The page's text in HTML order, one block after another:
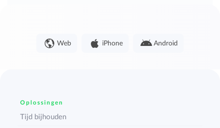
Web iPhone Android
Oplossingen
Tijd bijhouden